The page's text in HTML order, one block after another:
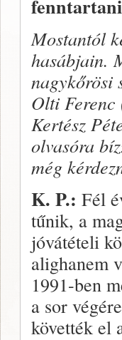
Mostantól
hasábjain.
nagykőrösi
Olti Ferenc
Kertész
olvasóra
még
K. P.: Fél
tűnik, a
jóvátételi
alighanem
1991-ben
a sor
követték el